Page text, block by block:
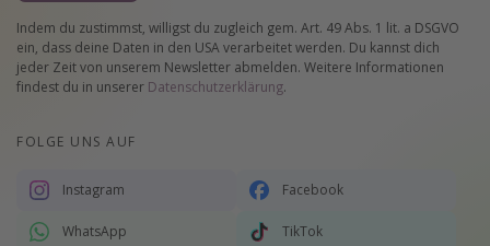
Indem du zustimmst, willigst du zugleich gem. Art. 49 Abs. 1 lit. a DSGVO
ein, dass deine Daten in den USA verarbeitet werden. Du kannst dich
jeder Zeit von unserem Newsletter abmelden. Weitere Informationen
findest du in unserer Datenschutzerklärung.
FOLGE UNS AUF
Instagram Facebook
WhatsApp TikTok